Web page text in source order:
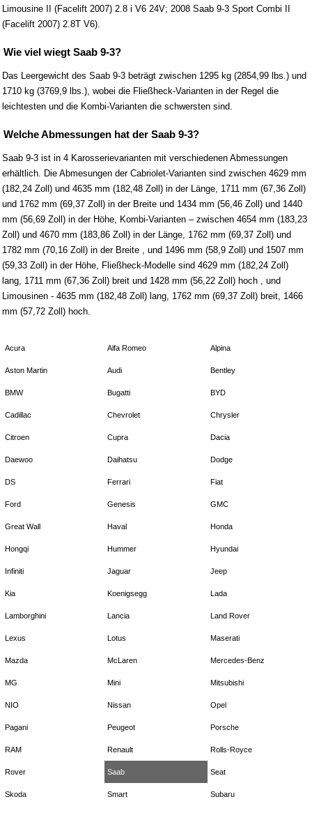
Limousine II (Facelift 2007) 2.8 i V6 24V; 2008 Saab 9-3 Sport Combi II
(Facelift 2007) 2.8T V6).
Wie viel wiegt Saab 9-3?
Das Leergewicht des Saab 9-3 beträgt zwischen 1295 kg (2854,99 lbs.) und
1710 kg (3769,9 lbs.), wobei die Fließheck-Varianten in der Regel die
leichtesten und die Kombi-Varianten die schwersten sind.
Welche Abmessungen hat der Saab 9-3?
Saab 9-3 ist in 4 Karosserievarianten mit verschiedenen Abmessungen
erhältlich. Die Abmesungen der Cabriolet-Varianten sind zwischen 4629 mm
(182,24 Zoll) und 4635 mm (182,48 Zoll) in der Länge, 1711 mm (67,36 Zoll)
und 1762 mm (69,37 Zoll) in der Breite und 1434 mm (56,46 Zoll) und 1440
mm (56,69 Zoll) in der Höhe, Kombi-Varianten – zwischen 4654 mm (183,23
Zoll) und 4670 mm (183,86 Zoll) in der Länge, 1762 mm (69,37 Zoll) und
1782 mm (70,16 Zoll) in der Breite , und 1496 mm (58,9 Zoll) und 1507 mm
(59,33 Zoll) in der Höhe, Fließheck-Modelle sind 4629 mm (182,24 Zoll)
lang, 1711 mm (67,36 Zoll) breit und 1428 mm (56,22 Zoll) hoch , und
Limousinen - 4635 mm (182,48 Zoll) lang, 1762 mm (69,37 Zoll) breit, 1466
mm (57,72 Zoll) hoch.
Acura Alfa Romeo Alpina
Aston Martin Audi Bentley
BMW Bugatti BYD
Cadillac Chevrolet Chrysler
Citroen Cupra Dacia
Daewoo Daihatsu Dodge
DS Ferrari Fiat
Ford Genesis GMC
Great Wall Haval Honda
Hongqi Hummer Hyundai
Infiniti Jaguar Jeep
Kia Koenigsegg Lada
Lamborghini Lancia Land Rover
Lexus Lotus Maserati
Mazda McLaren Mercedes-Benz
MG Mini Mitsubishi
NIO Nissan Opel
Pagani Peugeot Porsche
RAM Renault Rolls-Royce
Rover Saab Seat
Skoda Smart Subaru